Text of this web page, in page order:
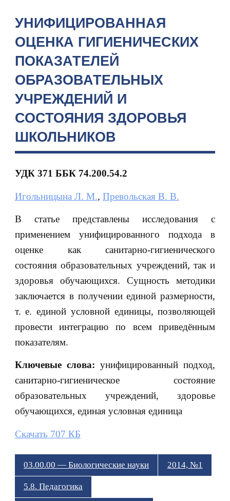
УНИФИЦИРОВАННАЯ
ОЦЕНКА ГИГИЕНИЧЕСКИХ
ПОКАЗАТЕЛЕЙ
ОБРАЗОВАТЕЛЬНЫХ
УЧРЕЖДЕНИЙ И
СОСТОЯНИЯ ЗДОРОВЬЯ
ШКОЛЬНИКОВ
УДК 371 ББК 74.200.54.2
Игольницына Л. М., Превольская В. В.
В статье представлены исследования с
применением унифицированного подхода в
оценке как санитарно-гигиенического
состояния образовательных учреждений, так и
здоровья обучающихся. Сущность методики
заключается в получении единой размерности,
т. е. единой условной единицы, позволяющей
провести интеграцию по всем приведённым
показателям.
Ключевые слова:унифицированный подход,
санитарно-гигиеническое состояние
образовательных учреждений, здоровье
обучающихся, единая условная единица
Скачать 707 КБ
03.00.00 — Биологические науки 2014, №1
5.8. Педагогика